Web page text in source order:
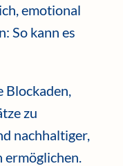
emotional
So kann es
Blockaden,
zu
nachhaltiger,
ermöglichen.